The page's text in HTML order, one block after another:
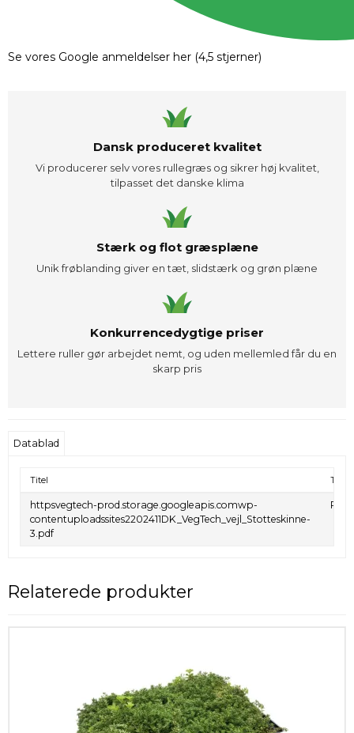
Se vores Google anmeldelser her (4,5 stjerner)
Dansk produceret kvalitet
Vi producerer selv vores rullegræs og sikrer høj kvalitet,
tilpasset det danske klima
Stærk og flot græsplæne
Unik frøblanding giver en tæt, slidstærk og grøn plæne
Konkurrencedygtige priser
Lettere ruller gør arbejdet nemt, og uden mellemled får du en
skarp pris
Datablad
Titel Type
httpsvegtech-prod.storage.googleapis.comwp-
contentuploadssites2202411DK_VegTech_vejl_Stotteskinne-
3.pdf
PDF
Relaterede produkter